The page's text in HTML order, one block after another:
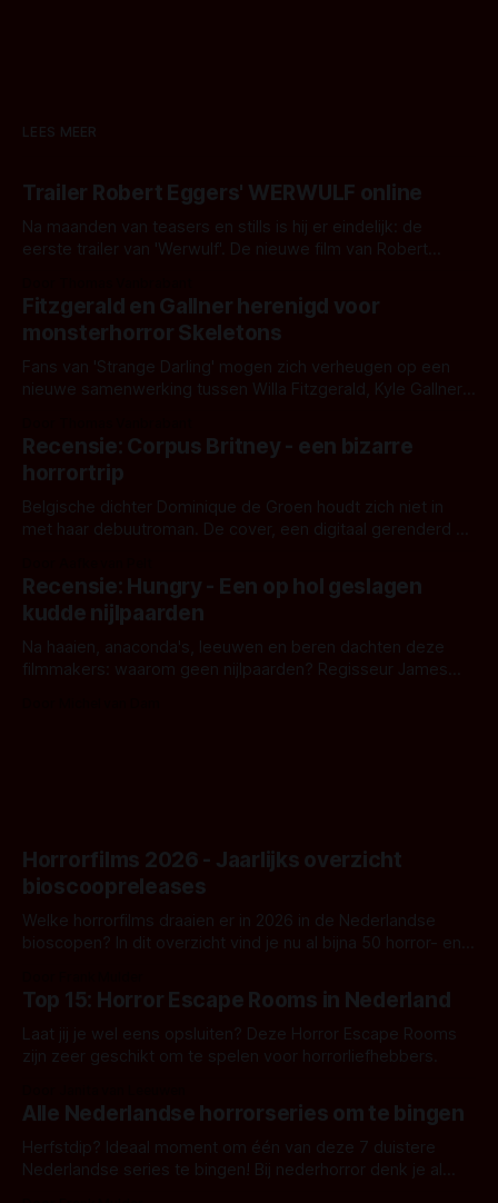
LEES MEER
Trailer Robert Eggers' WERWULF online
Na maanden van teasers en stills is hij er eindelijk: de
eerste trailer van 'Werwulf'. De nieuwe film van Robert
kille stijl vol folklore en mythe. Het topic deze keer is (kon
het het al raden?)... de weerwolf. Kijk je mee?
Fitzgerald en Gallner herenigd voor
monsterhorror Skeletons
Fans van 'Strange Darling' mogen zich verheugen op een
nieuwe samenwerking tussen Willa Fitzgerald, Kyle Gallner
'Skeletons', een nieuwe creature feature waarvoor de
opnames zijn gestart in Australië.
Recensie: Corpus Britney - een bizarre
horrortrip
Belgische dichter Dominique de Groen houdt zich niet in
met haar debuutroman. De cover, een digitaal gerenderd en
achtergrond, belooft iets kleurrijks maar onheilspellends,
iets ongrijpbaars. En dat maakt De Groen met ieder woord
waar.
Recensie: Hungry - Een op hol geslagen
kudde nijlpaarden
Na haaien, anaconda's, leeuwen en beren dachten deze
filmmakers: waarom geen nijlpaarden? Regisseur James
Horrorfilms 2026 - Jaarlijks overzicht
bioscoopreleases
Welke horrorfilms draaien er in 2026 in de Nederlandse
bioscopen? In dit overzicht vind je nu al bijna 50 horror- en
Top 15: Horror Escape Rooms in Nederland
Laat jij je wel eens opsluiten? Deze Horror Escape Rooms
zijn zeer geschikt om te spelen voor horrorliefhebbers.
Alle Nederlandse horrorseries om te bingen
Herfstdip? Ideaal moment om één van deze 7 duistere
Nederlandse series te bingen! Bij nederhorror denk je al